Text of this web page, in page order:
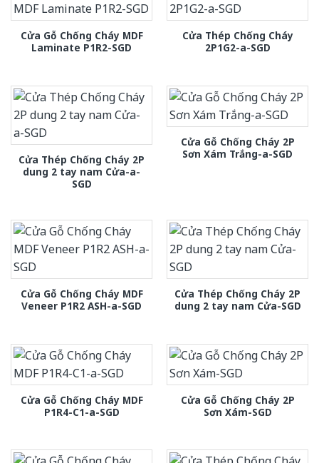
Cửa Gỗ Chống Cháy MDF
Laminate P1R2-SGD
Cửa Thép Chống Cháy
2P1G2-a-SGD
Cửa Thép Chống Cháy 2P
dung 2 tay nam Cửa-a-
SGD
Cửa Gỗ Chống Cháy 2P
Sơn Xám Trắng-a-SGD
Cửa Gỗ Chống Cháy MDF
Veneer P1R2 ASH-a-SGD
Cửa Thép Chống Cháy 2P
dung 2 tay nam Cửa-SGD
Cửa Gỗ Chống Cháy MDF
P1R4-C1-a-SGD
Cửa Gỗ Chống Cháy 2P
Sơn Xám-SGD